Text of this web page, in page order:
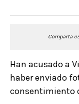
Comparta
Han acusado a
haber enviado
consentimiento